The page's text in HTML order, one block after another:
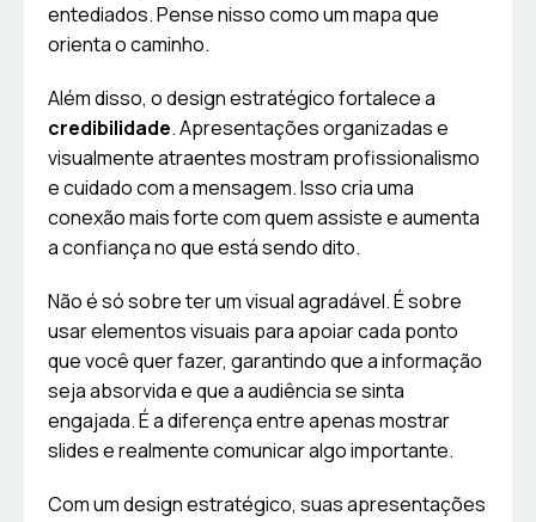
entediados. Pense nisso como um mapa que
orienta o caminho.
Além disso, o design estratégico fortalece a
credibilidade. Apresentações organizadas e
visualmente atraentes mostram profissionalismo
e cuidado com a mensagem. Isso cria uma
conexão mais forte com quem assiste e aumenta
a confiança no que está sendo dito.
Não é só sobre ter um visual agradável. É sobre
usar elementos visuais para apoiar cada ponto
que você quer fazer, garantindo que a informação
seja absorvida e que a audiência se sinta
engajada. É a diferença entre apenas mostrar
slides e realmente comunicar algo importante.
Com um design estratégico, suas apresentações